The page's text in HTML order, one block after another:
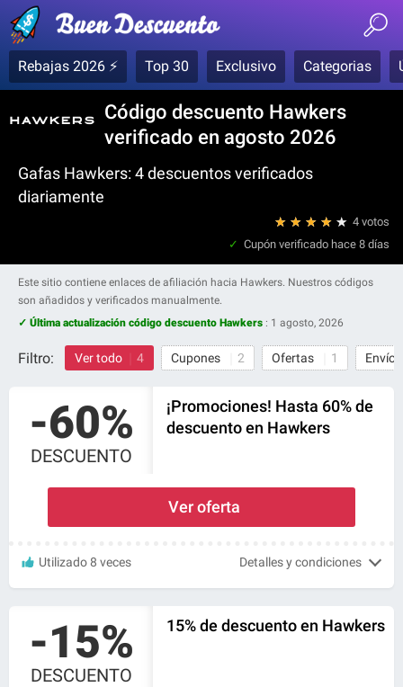
Rebajas 2026 ⚡ Top 30 Exclusivo Categorias
Código descuento Hawkers
verificado en agosto 2026
Gafas Hawkers: 4 descuentos verificados
diariamente
4 votos
★
★
★
★
★
Cupón verificado hace 8 días
Este sitio contiene enlaces de afiliación hacia Hawkers. Nuestros códigos
son añadidos y verificados manualmente.
✓ Última actualización código descuento Hawkers : 1 agosto, 2026
Filtro: Ver todo 4 Cupones 2 Ofertas 1 Envío
-60%
DESCUENTO
¡Promociones! Hasta 60% de
descuento en Hawkers
Ver oferta
Utilizado 8 veces Detalles y condiciones
-15%
DESCUENTO
15% de descuento en Hawkers